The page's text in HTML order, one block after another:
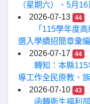
（星期六）、5月16
2026-07-13
44
「115學年度
選入學續招簡章彙
2026-07-17
44
轉知：本縣
導工作全民原教、
2026-07-10
43
函轉衛生福利